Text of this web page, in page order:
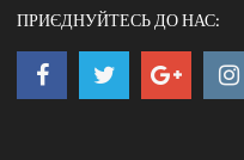
ПРИЄДНУЙТЕСЬ ДО НАС: